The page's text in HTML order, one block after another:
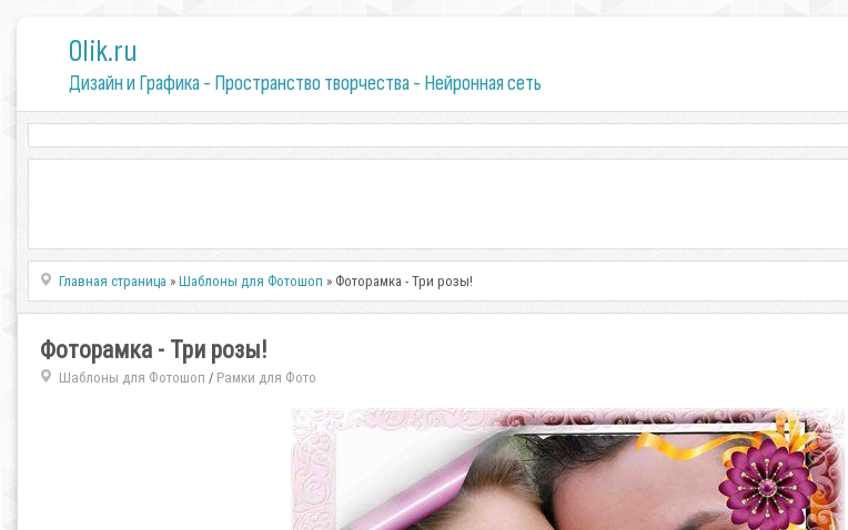
0lik.ru
Дизайн и Графика - Пространство творчества - Нейронная сеть
Главная страница »Шаблоны для Фотошоп » Фоторамка - Три розы!
Фоторамка - Три розы!
Шаблоны для Фотошоп / Рамки для Фото